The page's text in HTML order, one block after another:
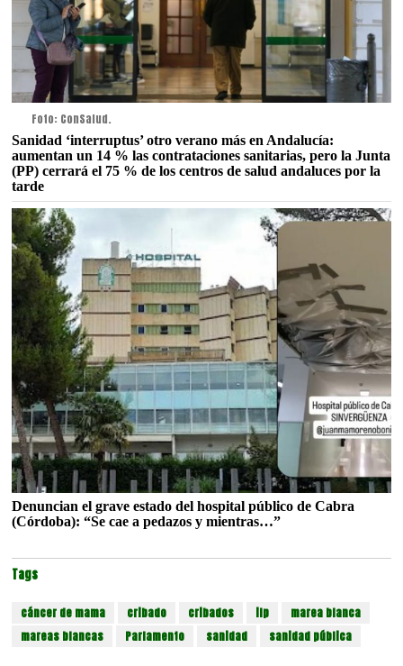
Foto: ConSalud.
Sanidad ‘interruptus’ otro verano más en Andalucía:
aumentan un 14 % las contrataciones sanitarias, pero la Junta
(PP) cerrará el 75 % de los centros de salud andaluces por la
tarde
Denuncian el grave estado del hospital público de Cabra
(Córdoba): “Se cae a pedazos y mientras…”
Tags
cáncer de mama cribado cribados ilp
marea blanca
mareas blancas
Parlamento sanidad sanidad pública